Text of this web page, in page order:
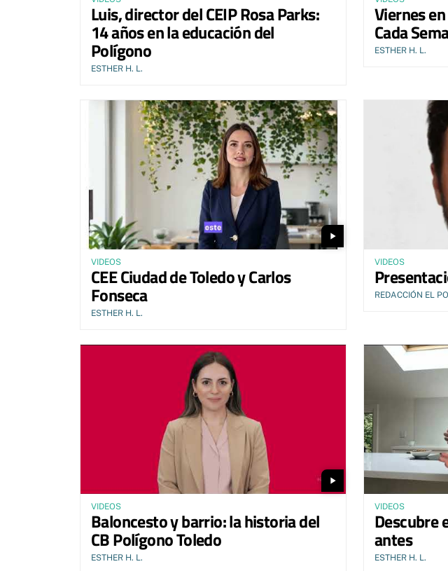
Luis, director del CEIP Rosa Parks:
14 años en la educación del
Polígono
ESTHER H. L.
Viernes
Cada
ESTHER H. L.
play_arrow
VIDEOS
CEE Ciudad de Toledo y Carlos
Fonseca
ESTHER H. L.
VIDEOS
REDACCIÓN EL
play_arrow
VIDEOS
Baloncesto y barrio: la historia del
CB Polígono Toledo
ESTHER H. L.
VIDEOS
Descubre
antes
ESTHER H. L.